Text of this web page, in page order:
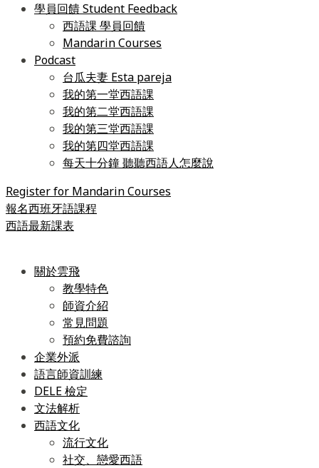
學員回饋 Student Feedback
西語課 學員回饋
Mandarin Courses
Podcast
台瓜夫妻 Esta pareja
我的第一堂西語課
我的第二堂西語課
我的第三堂西語課
我的第四堂西語課
每天十分鐘 聽聽西語人怎麼說
Register for Mandarin Courses
報名西班牙語課程
西語最新課表
關於雲飛
教學特色
師資介紹
常見問題
預約免費諮詢
企業外派
語言師資訓練
DELE 檢定
文法解析
西語文化
流行文化
社交、戀愛西語